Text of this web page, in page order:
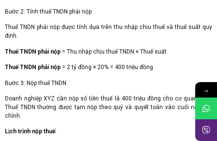
Bước 2: Tính thuế TNDN phải nộp
Thuế TNDN phải nộp được tính dựa trên thu nhập chịu thuế và thuế suất quy
định.
Thuế TNDN phải nộp = Thu nhập chịu thuế TNDN × Thuế suất
Thuế TNDN phải nộp = 2 tỷ đồng × 20% = 400 triệu đồng.
Bước 3: Nộp thuế TNDN
Doanh nghiệp XYZ cần nộp số tiền thuế là 400 triệu đồng cho cơ quan thuế.
Thuế TNDN thường được tạm nộp theo quý và quyết toán vào cuối năm tài
chính.
Lịch trình nộp thuế:
→